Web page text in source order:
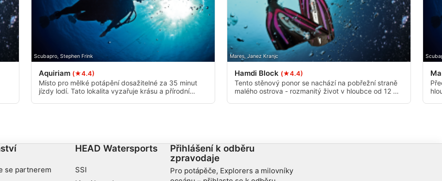
Scubapro, Stephen Frink
Aquiriam (★4.4)
Místo pro mělké potápění dosažitelné za 35 minut
jízdy lodí. Tato lokalita vyzařuje krásu a přírodní
Mares, Janez Kranjc
Hamdi Block (★4.4)
Tento stěnový ponor se nachází na pobřežní straně
malého ostrova - rozmanitý život v hloubce od 12 m
se partnerem
HEAD Watersports
SSI
Přihlášení k odběru
zpravodaje
Pro potápěče, Explorers a milovníky